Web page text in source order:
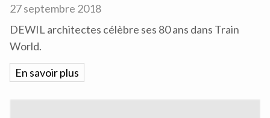
27 septembre 2018
DEWIL architectes célèbre ses 80 ans dans Train
World.
En savoir plus